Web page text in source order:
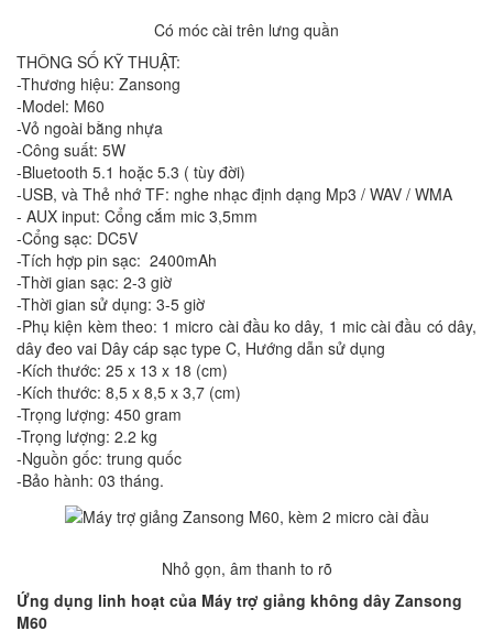
Có móc cài trên lưng quần
THÔNG SỐ KỸ THUẬT:
-Thương hiệu: Zansong
-Model: M60
-Vỏ ngoài bằng nhựa
-Công suất: 5W
-Bluetooth 5.1 hoặc 5.3 ( tùy đời)
-USB, và Thẻ nhớ TF: nghe nhạc định dạng Mp3 / WAV / WMA
- AUX input: Cổng cắm mic 3,5mm
-Cổng sạc: DC5V
-Tích hợp pin sạc: 2400mAh
-Thời gian sạc: 2-3 giờ
-Thời gian sử dụng: 3-5 giờ
-Phụ kiện kèm theo: 1 micro cài đầu ko dây, 1 mic cài đầu có dây,
dây đeo vai Dây cáp sạc type C, Hướng dẫn sử dụng
-Kích thước: 25 x 13 x 18 (cm)
-Kích thước: 8,5 x 8,5 x 3,7 (cm)
-Trọng lượng: 450 gram
-Trọng lượng: 2.2 kg
-Nguồn gốc: trung quốc
-Bảo hành: 03 tháng.
Nhỏ gọn, âm thanh to rõ
Ứng dụng linh hoạt của Máy trợ giảng không dây Zansong
M60